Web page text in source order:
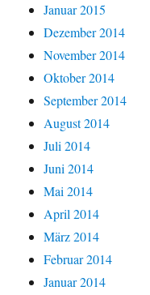
Januar 2015
Dezember 2014
November 2014
Oktober 2014
September 2014
August 2014
Juli 2014
Juni 2014
Mai 2014
April 2014
März 2014
Februar 2014
Januar 2014